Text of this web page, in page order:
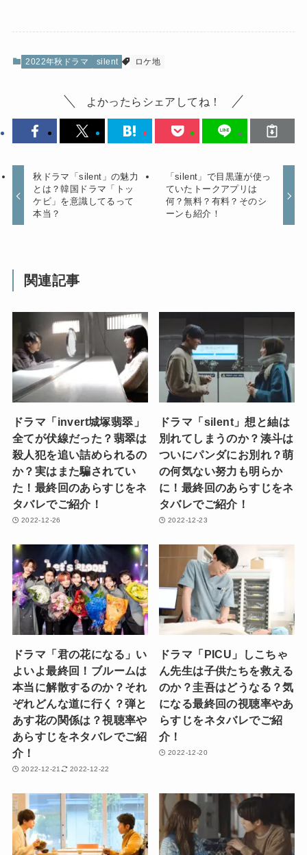
2022年秋ドラマ silent ロケ地
よかったらシェアしてね！
秋ドラマ「silent」の魅力
とは？韓国ドラマ「トッ
ケビ」を意識してるって
本当？
「silent」で目黒蓮が使っ
ていたトークアプリは
何？無料？有料？そのシ
ーンも紹介！
関連記事
ドラマ「invert城塚翡翠」
全てが伏線だった？翡翠は
殺人犯を追い詰められるの
か？実はまた騙されてい
た！最終回のあらすじをネ
タバレでご紹介！
2022-12-26
ドラマ「silent」想と紬は
別れてしまうのか？湊斗は
ついにパンダにお別れ？萌
の何気ない努力も明らか
に！最終回のあらすじをネ
タバレでご紹介！
2022-12-23
ドラマ「君の花になる」い
よいよ最終回！ブルームは
本当に解散するのか？それ
ぞれどんな道に行く？弾と
あす花の関係は？視聴率や
あらすじをネタバレでご紹
介！
2022-12-21 2022-12-22
ドラマ「PICU」しこちゃ
ん先生は子供たちを救える
のか？圭吾はどうなる？気
になる最終回の視聴率やあ
らすじをネタバレでご紹
介！
2022-12-20